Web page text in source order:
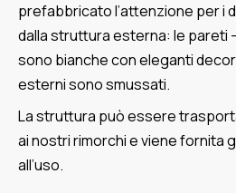
prefabbricato l’attenzione per i
dalla struttura esterna: le pareti
sono bianche con eleganti
esterni sono smussati.
La struttura può essere
ai nostri rimorchi e viene fornita
all’uso.